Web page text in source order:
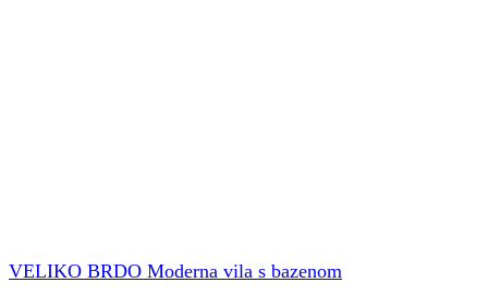
VELIKO BRDO Moderna vila s bazenom